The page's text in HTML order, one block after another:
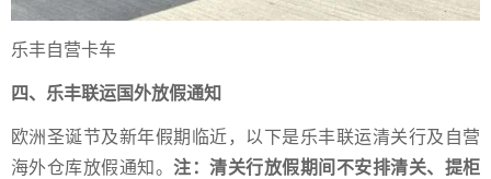
乐丰自营卡车
四、乐丰联运国外放假通知
欧洲圣诞节及新年假期临近，以下是乐丰联运清关行及自营
海外仓库放假通知。 注：清关行放假期间不安排清关、 提柜